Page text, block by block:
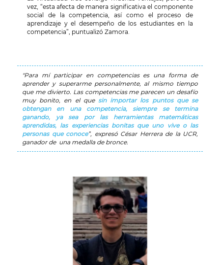
vez, “esta afecta de manera significativa el componente
social de la competencia, así como el proceso de
aprendizaje y el desempeño de los estudiantes en la
competencia”, puntualizó Zamora.
"Para mí participar en competencias es una forma de
aprender y superarme personalmente, al mismo tiempo
que me divierto. Las competencias me parecen un desafío
muy bonito, en el que sin importar los puntos que se
obtengan en una competencia, siempre se termina
ganando, ya sea por las herramientas matemáticas
aprendidas, las experiencias bonitas que uno vive o las
personas que conoce”, expresó César Herrera de la UCR,
ganador de una medalla de bronce.